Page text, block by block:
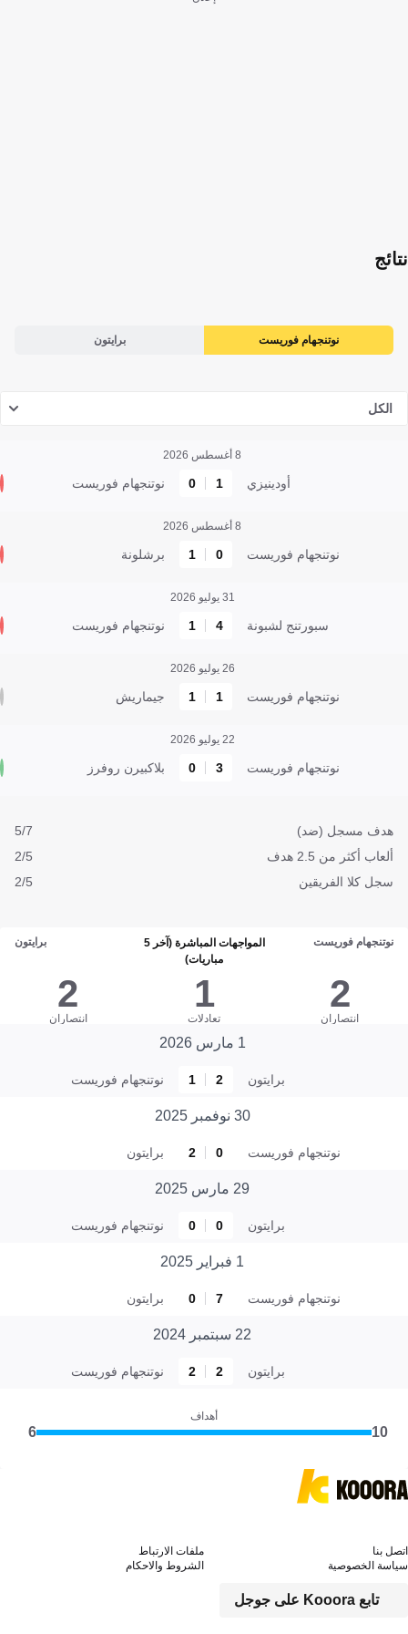
نتائج
نوتنجهام فوريست برايتون
الكل
8 أغسطس 2026
أودينيزي 1
0 نوتنجهام فوريست
8 أغسطس 2026
نوتنجهام فوريست 0
1 برشلونة
31 يوليو 2026
سبورتنج لشبونة 4
1 نوتنجهام فوريست
26 يوليو 2026
نوتنجهام فوريست 1
1 جيماريش
22 يوليو 2026
نوتنجهام فوريست 3
0 بلاكبيرن روفرز
هدف مسجل (ضد)
5/7
ألعاب أكثر من 2.5 هدف
2/5
سجل كلا الفريقين
2/5
نوتنجهام فوريست
المواجهات المباشرة (آخر 5
مباريات)
برايتون
2
انتصاران
1
تعادلات
2
انتصاران
1 مارس 2026
برايتون 2
1 نوتنجهام فوريست
30 نوفمبر 2025
نوتنجهام فوريست 0
2 برايتون
29 مارس 2025
برايتون 0
0 نوتنجهام فوريست
1 فبراير 2025
نوتنجهام فوريست 7
0 برايتون
22 سبتمبر 2024
برايتون 2
2 نوتنجهام فوريست
أهداف
10
6
تابع Kooora على جوجل
اتصل بنا
ملفات الارتباط
سياسة الخصوصية
الشروط والاحكام